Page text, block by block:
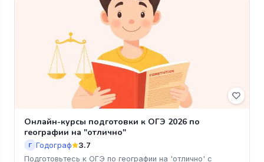
Онлайн-курсы подготовки к ОГЭ 2026 по
географии на "отлично"
Г Годограф 3.7
Подготовьтесь к ОГЭ по географии на 'отлично' с